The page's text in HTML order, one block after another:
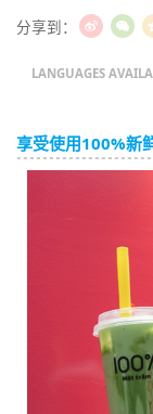
分享到：
LANGUAGES
享受使用100%新